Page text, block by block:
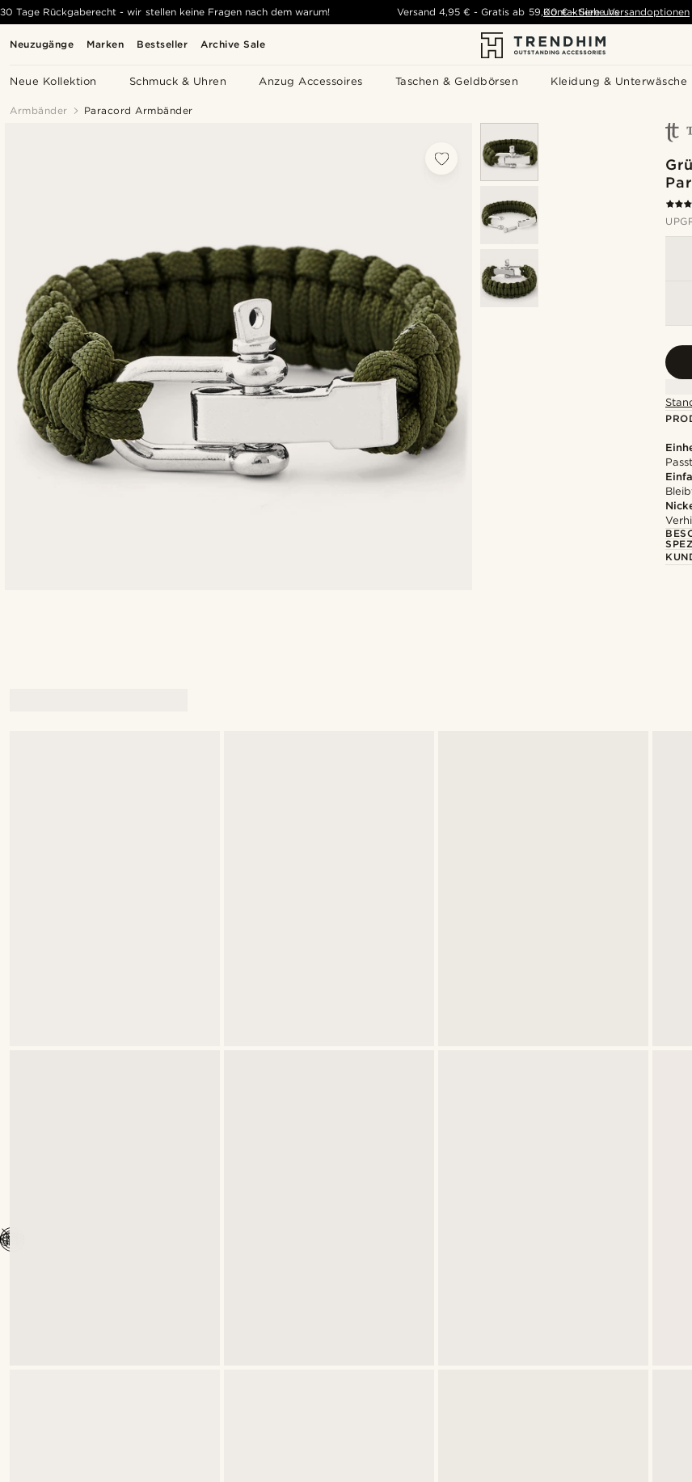
Neuzugänge Marken Bestseller Archive Sale
Neue Kollektion Schmuck & Uhren Anzug Accessoires Taschen & Geldbörsen Kleidung & Unterwäsche
30 Tage Rückgaberecht - wir stellen keine Fragen nach dem warum! Versand 4,95 € -Gratis ab 59,00 € - Siehe Versandoptionen
Kontaktiere uns
Armbänder Paracord Armbänder